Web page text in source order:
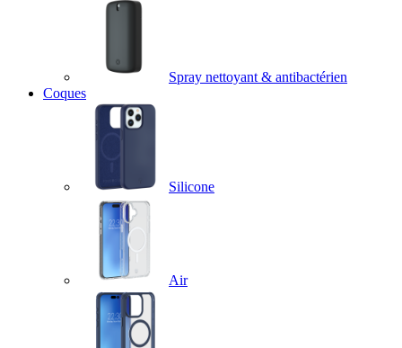
Spray nettoyant & antibactérien
Coques
Silicone
Air